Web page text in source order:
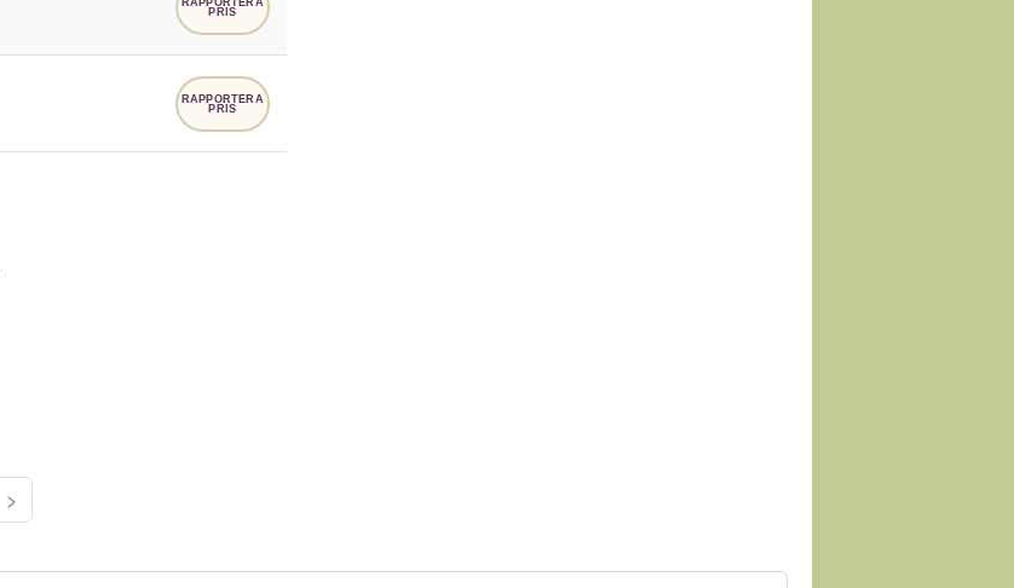
PRIS
RAPPORTERA
PRIS
>